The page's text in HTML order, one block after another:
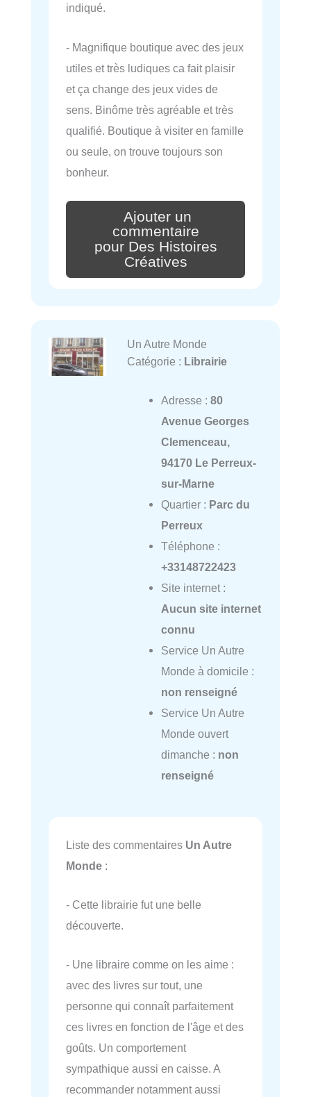
indiqué.
- Magnifique boutique avec des jeux
utiles et très ludiques ca fait plaisir
et ça change des jeux vides de
sens. Binôme très agréable et très
qualifié. Boutique à visiter en famille
ou seule, on trouve toujours son
bonheur.
Ajouter un
commentaire
pour Des Histoires
Créatives
Un Autre Monde
Catégorie : Librairie
Adresse : 80
Avenue Georges
Clemenceau,
94170 Le Perreux-
sur-Marne
Quartier : Parc du
Perreux
Téléphone :
+33148722423
Site internet :
Aucun site internet
connu
Service Un Autre
Monde à domicile :
non renseigné
Service Un Autre
Monde ouvert
dimanche : non
renseigné
Liste des commentaires Un Autre
Monde :
- Cette librairie fut une belle
découverte.
- Une libraire comme on les aime :
avec des livres sur tout, une
personne qui connaît parfaitement
ces livres en fonction de l'âge et des
goûts. Un comportement
sympathique aussi en caisse. A
recommander notamment aussi